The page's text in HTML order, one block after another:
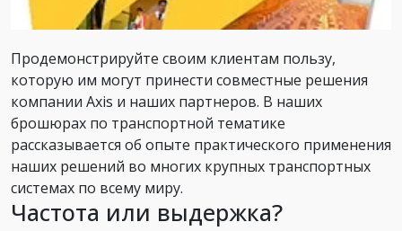
Продемонстрируйте своим клиентам пользу,
которую им могут принести совместные решения
компании Axis и наших партнеров. В наших
брошюрах по транспортной тематике
рассказывается об опыте практического применения
наших решений во многих крупных транспортных
системах по всему миру.
Частота или выдержка?